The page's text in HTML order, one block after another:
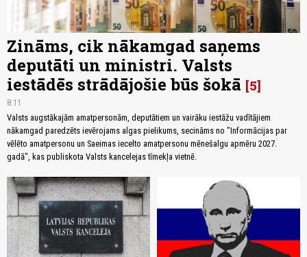
Zināms, cik nākamgad saņems
deputāti un ministri. Valsts
iestādēs strādājošie būs šokā 5
8:11
Valsts augstākajām amatpersonām, deputātiem un vairāku iestāžu vadītājiem
nākamgad paredzēts ievērojams algas pielikums, secināms no "Informācijas par
vēlēto amatpersonu un Saeimas iecelto amatpersonu mēnešalgu apmēru 2027.
gadā", kas publiskota Valsts kancelejas tīmekļa vietnē.